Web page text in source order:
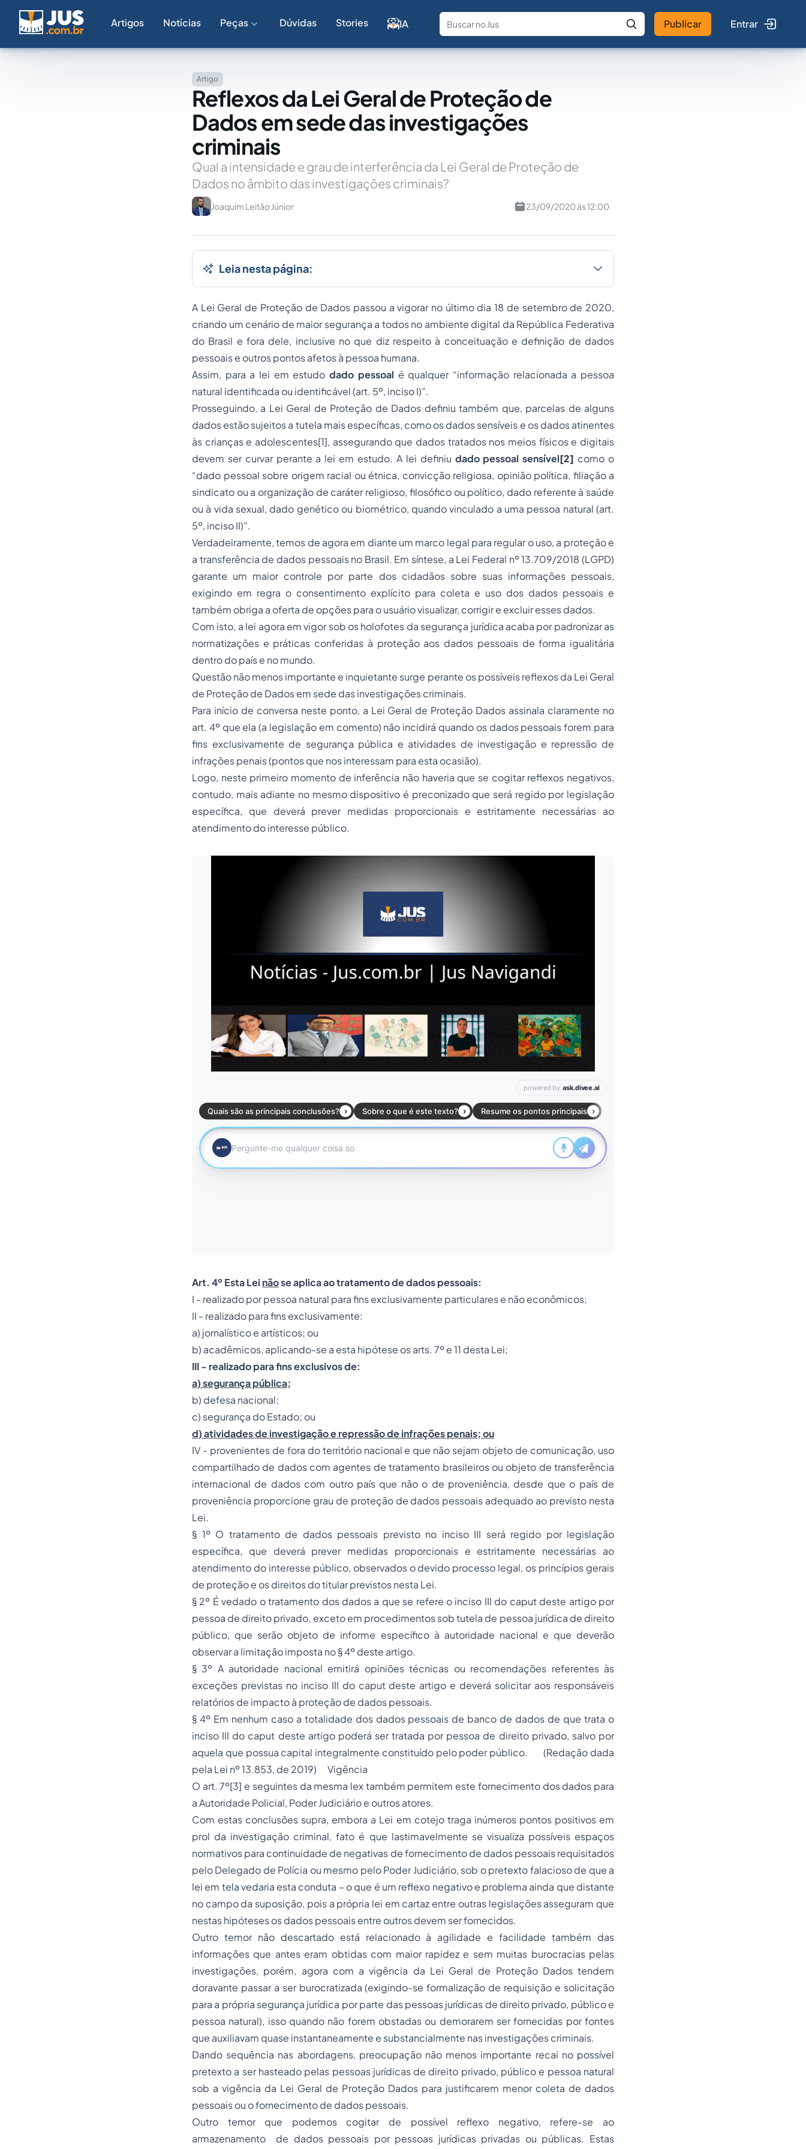
Artigos Notícias Peças Dúvidas Stories IA
Fale com a IA Buscar no Jus
Publicar Entrar
Artigo
Reflexos da Lei Geral de Proteção de
Dados em sede das investigações
criminais
Qual a intensidade e grau de interferência da Lei Geral de Proteção de
Dados no âmbito das investigações criminais?
Joaquim Leitão Júnior 23/09/2020 às 12:00
Leia nesta página:
A Lei Geral de Proteção de Dados passou a vigorar no último dia 18 de setembro de 2020,
criando um cenário de maior segurança a todos no ambiente digital da República Federativa
do Brasil e fora dele, inclusive no que diz respeito à conceituação e definição de dados
pessoais e outros pontos afetos à pessoa humana.
Assim, para a lei em estudodado pessoal é qualquer “informação relacionada a pessoa
natural identificada ou identificável (art. 5º, inciso I)”.
Prosseguindo, a Lei Geral de Proteção de Dados definiu também que, parcelas de alguns
dados estão sujeitos a tutela mais específicas, como os dados sensíveis e os dados atinentes
às crianças e adolescentes[1], assegurando que dados tratados nos meios físicos e digitais
devem ser curvar perante a lei em estudo. A lei definiu dado pessoal sensível[2] como o
“dado pessoal sobre origem racial ou étnica, convicção religiosa, opinião política, filiação a
sindicato ou a organização de caráter religioso, filosófico ou político, dado referente à saúde
ou à vida sexual, dado genético ou biométrico, quando vinculado a uma pessoa natural (art.
5º, inciso II)”.
Verdadeiramente, temos de agora em diante um marco legal para regular o uso, a proteção e
a transferência de dados pessoais no Brasil. Em síntese, a Lei Federal nº 13.709/2018 (LGPD)
garante um maior controle por parte dos cidadãos sobre suas informações pessoais,
exigindo em regra o consentimento explícito para coleta e uso dos dados pessoais e
também obriga a oferta de opções para o usuário visualizar, corrigir e excluir esses dados.
Com isto, a lei agora em vigor sob os holofotes da segurança jurídica acaba por padronizar as
normatizações e práticas conferidas à proteção aos dados pessoais de forma igualitária
dentro do país e no mundo.
Questão não menos importante e inquietante surge perante os possíveis reflexos da Lei Geral
de Proteção de Dados em sede das investigações criminais.
Para início de conversa neste ponto, a Lei Geral de Proteção Dados assinala claramente no
art. 4º que ela (a legislação em comento) não incidirá quando os dados pessoais forem para
fins exclusivamente de segurança pública e atividades de investigação e repressão de
infrações penais (pontos que nos interessam para esta ocasião).
Logo, neste primeiro momento de inferência não haveria que se cogitar reflexos negativos,
contudo, mais adiante no mesmo dispositivo é preconizado que será regido por legislação
específica, que deverá prever medidas proporcionais e estritamente necessárias ao
atendimento do interesse público.
Art. 4º Esta Lei nãose aplica ao tratamento de dados pessoais:
I - realizado por pessoa natural para fins exclusivamente particulares e não econômicos;
II - realizado para fins exclusivamente:
a) jornalístico e artísticos; ou
b) acadêmicos, aplicando-se a esta hipótese os arts. 7º e 11 desta Lei;
III - realizado para fins exclusivos de:
a) segurança pública;
b) defesa nacional;
c) segurança do Estado; ou
d) atividades de investigação e repressão de infrações penais; ou
IV - provenientes de fora do território nacional e que não sejam objeto de comunicação, uso
compartilhado de dados com agentes de tratamento brasileiros ou objeto de transferência
internacional de dados com outro país que não o de proveniência, desde que o país de
proveniência proporcione grau de proteção de dados pessoais adequado ao previsto nesta
Lei.
§ 1º O tratamento de dados pessoais previsto no inciso III será regido por legislação
específica, que deverá prever medidas proporcionais e estritamente necessárias ao
atendimento do interesse público, observados o devido processo legal, os princípios gerais
de proteção e os direitos do titular previstos nesta Lei.
§ 2º É vedado o tratamento dos dados a que se refere o inciso III do caput deste artigo por
pessoa de direito privado, exceto em procedimentos sob tutela de pessoa jurídica de direito
público, que serão objeto de informe específico à autoridade nacional e que deverão
observar a limitação imposta no § 4º deste artigo.
§ 3º A autoridade nacional emitirá opiniões técnicas ou recomendações referentes às
exceções previstas no inciso III do caput deste artigo e deverá solicitar aos responsáveis
relatórios de impacto à proteção de dados pessoais.
§ 4º Em nenhum caso a totalidade dos dados pessoais de banco de dados de que trata o
inciso III do caput deste artigo poderá ser tratada por pessoa de direito privado, salvo por
aquela que possua capital integralmente constituído pelo poder público. (Redação dada
pela Lei nº 13.853, de 2019) Vigência
O art. 7º[3] e seguintes da mesma lex também permitem este fornecimento dos dados para
a Autoridade Policial, Poder Judiciário e outros atores.
Com estas conclusões supra, embora a Lei em cotejo traga inúmeros pontos positivos em
prol da investigação criminal, fato é que lastimavelmente se visualiza possíveis espaços
normativos para continuidade de negativas de fornecimento de dados pessoais requisitados
pelo Delegado de Polícia ou mesmo pelo Poder Judiciário, sob o pretexto falacioso de que a
lei em tela vedaria esta conduta – o que é um reflexo negativo e problema ainda que distante
no campo da suposição, pois a própria lei em cartaz entre outras legislações asseguram que
nestas hipóteses os dados pessoais entre outros devem ser fornecidos.
Outro temor não descartado está relacionado à agilidade e facilidade também das
informações que antes eram obtidas com maior rapidez e sem muitas burocracias pelas
investigações, porém, agora com a vigência da Lei Geral de Proteção Dados tendem
doravante passar a ser burocratizada (exigindo-se formalização de requisição e solicitação
para a própria segurança jurídica por parte das pessoas jurídicas de direito privado, público e
pessoa natural), isso quando não forem obstadas ou demorarem ser fornecidas por fontes
que auxiliavam quase instantaneamente e substancialmente nas investigações criminais.
Dando sequência nas abordagens, preocupação não menos importante recai no possível
pretexto a ser hasteado pelas pessoas jurídicas de direito privado, público e pessoa natural
sob a vigência da Lei Geral de Proteção Dados para justificarem menor coleta de dados
pessoais ou o fornecimento de dados pessoais.
Outro temor que podemos cogitar de possível reflexo negativo, refere-se ao
armazenamento de dados pessoais por pessoas jurídicas privadas ou públicas. Estas